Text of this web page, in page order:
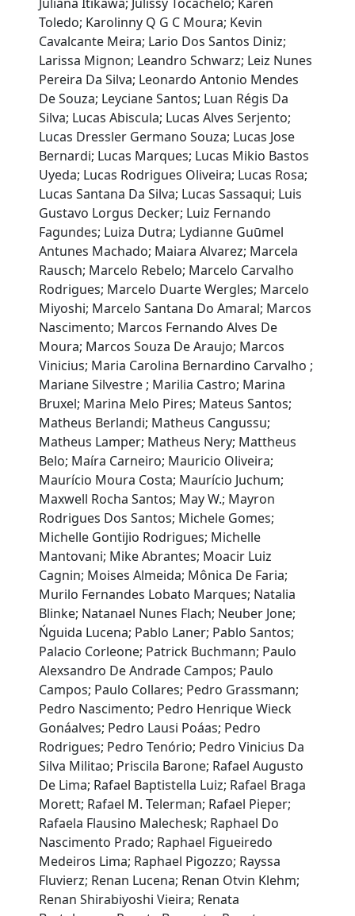
Toledo; Karolinny Q G C Moura; Kevin
Cavalcante Meira; Lario Dos Santos Diniz;
Larissa Mignon; Leandro Schwarz; Leiz Nunes
Pereira Da Silva; Leonardo Antonio Mendes
De Souza; Leyciane Santos; Luan Régis Da
Silva; Lucas Abiscula; Lucas Alves Serjento;
Lucas Dressler Germano Souza; Lucas Jose
Bernardi; Lucas Marques; Lucas Mikio Bastos
Uyeda; Lucas Rodrigues Oliveira; Lucas Rosa;
Lucas Santana Da Silva; Lucas Sassaqui; Luis
Gustavo Lorgus Decker; Luiz Fernando
Fagundes; Luiza Dutra; Lydianne Guūmel
Antunes Machado; Maiara Alvarez; Marcela
Rausch; Marcelo Rebelo; Marcelo Carvalho
Rodrigues; Marcelo Duarte Wergles; Marcelo
Miyoshi; Marcelo Santana Do Amaral; Marcos
Nascimento; Marcos Fernando Alves De
Moura; Marcos Souza De Araujo; Marcos
Vinicius; Maria Carolina Bernardino Carvalho ;
Mariane Silvestre ; Marilia Castro; Marina
Bruxel; Marina Melo Pires; Mateus Santos;
Matheus Berlandi; Matheus Cangussu;
Matheus Lamper; Matheus Nery; Mattheus
Belo; Maíra Carneiro; Mauricio Oliveira;
Maurício Moura Costa; Maurício Juchum;
Maxwell Rocha Santos; May W.; Mayron
Rodrigues Dos Santos; Michele Gomes;
Michelle Gontijio Rodrigues; Michelle
Mantovani; Mike Abrantes; Moacir Luiz
Cagnin; Moises Almeida; Mônica De Faria;
Murilo Fernandes Lobato Marques; Natalia
Blinke; Natanael Nunes Flach; Neuber Jone;
Ńguida Lucena; Pablo Laner; Pablo Santos;
Palacio Corleone; Patrick Buchmann; Paulo
Alexsandro De Andrade Campos; Paulo
Campos; Paulo Collares; Pedro Grassmann;
Pedro Nascimento; Pedro Henrique Wieck
Gonáalves; Pedro Lausi Poáas; Pedro
Rodrigues; Pedro Tenório; Pedro Vinicius Da
Silva Militao; Priscila Barone; Rafael Augusto
De Lima; Rafael Baptistella Luiz; Rafael Braga
Morett; Rafael M. Telerman; Rafael Pieper;
Rafaela Flausino Malechesk; Raphael Do
Nascimento Prado; Raphael Figueiredo
Medeiros Lima; Raphael Pigozzo; Rayssa
Fluvierz; Renan Lucena; Renan Otvin Klehm;
Renan Shirabiyoshi Vieira; Renata